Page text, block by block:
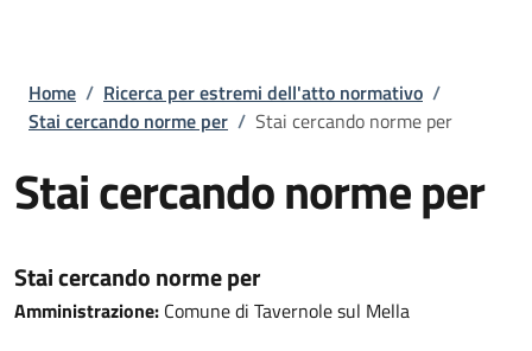
Briciole di pane
Home / Ricerca per estremi dell'atto normativo /
Stai cercando norme per / Stai cercando norme per
Stai cercando norme per
Stai cercando norme per
Amministrazione: Comune di Tavernole sul Mella